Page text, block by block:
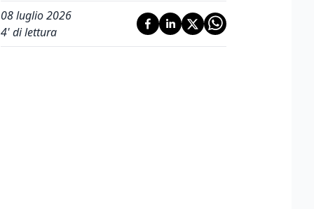
08 luglio 2026
4' di lettura